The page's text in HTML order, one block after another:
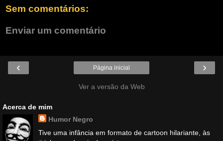
Sem comentários:
Enviar um comentário
‹ ›
Página inicial
Ver a versão da Web
Acerca de mim
Humor Negro
Tive uma infância em formato de cartoon hilariante, às